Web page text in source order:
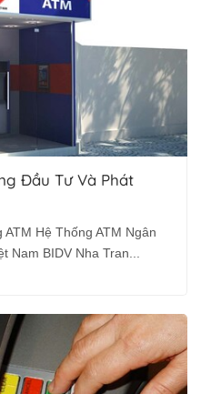
Đầu Tư Và Phát
Hệ Thống ATM Ngân
Nam BIDV Nha Tran...